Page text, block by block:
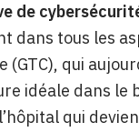
de
dans tous les
(GTC), qui
idéale dans le
qui